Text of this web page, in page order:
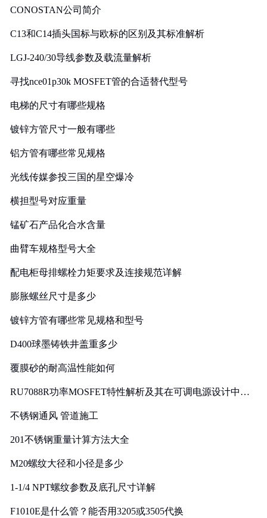
CONOSTAN公司简介
C13和C14插头国标与欧标的区别及其标准解析
LGJ-240/30导线参数及载流量解析
寻找nce01p30k MOSFET管的合适替代型号
电梯的尺寸有哪些规格
镀锌方管尺寸一般有哪些
铝方管有哪些常见规格
光线传媒参投三国的星空爆冷
横担型号对应重量
锰矿石产品化合水含量
曲臂车规格型号大全
配电柜母排螺栓力矩要求及连接规范详解
膨胀螺丝尺寸是多少
镀锌方管有哪些常见规格和型号
D400球墨铸铁井盖重多少
覆膜砂的耐高温性能如何
RU7088R功率MOSFET特性解析及其在可调电源设计中的
不锈钢通风 管道施工
201不锈钢重量计算方法大全
M20螺纹大径和小径是多少
1-1/4 NPT螺纹参数及底孔尺寸详解
F1010E是什么管？能否用3205或3505代换